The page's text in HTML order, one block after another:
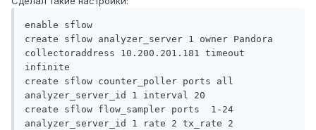
enable sflow
create sflow analyzer_server 1 owner Pandora
collectoraddress 10.200.201.181 timeout
infinite
create sflow counter_poller ports all
analyzer_server_id 1 interval 20
create sflow flow_sampler ports  1-24
analyzer_server_id 1 rate 2 tx_rate 2